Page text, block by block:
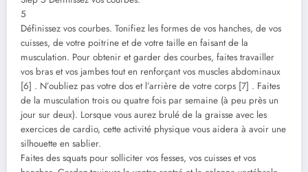
5
Définissez vos courbes. Tonifiez les formes de vos hanches, de vos
cuisses, de votre poitrine et de votre taille en faisant de la
musculation. Pour obtenir et garder des courbes, faites travailler
vos bras et vos jambes tout en renforçant vos muscles abdominaux
[6] . N’oubliez pas votre dos et l’arrière de votre corps [7] . Faites
de la musculation trois ou quatre fois par semaine (à peu près un
jour sur deux). Lorsque vous aurez brulé de la graisse avec les
exercices de cardio, cette activité physique vous aidera à avoir une
silhouette en sablier.
Faites des squats pour solliciter vos fesses, vos cuisses et vos